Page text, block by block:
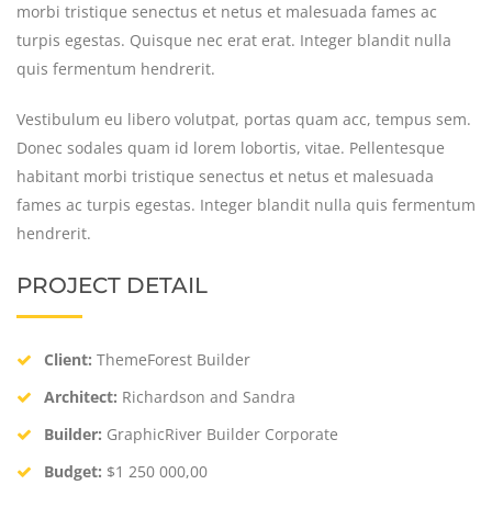
morbi tristique senectus et netus et malesuada fames ac
turpis egestas. Quisque nec erat erat. Integer blandit nulla
quis fermentum hendrerit.
Vestibulum eu libero volutpat, portas quam acc, tempus sem.
Donec sodales quam id lorem lobortis, vitae. Pellentesque
habitant morbi tristique senectus et netus et malesuada
fames ac turpis egestas. Integer blandit nulla quis fermentum
hendrerit.
PROJECT DETAIL
Client: ThemeForest Builder
Architect: Richardson and Sandra
Builder: GraphicRiver Builder Corporate
Budget: $1 250 000,00